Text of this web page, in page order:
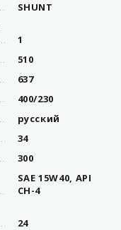
SHUNT
1
510
637
400/230
русский
34
300
SAE 15W40, API
CH-4
24